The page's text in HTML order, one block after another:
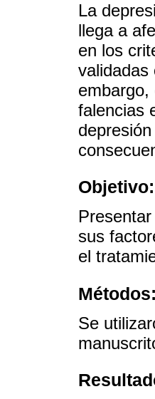
La
llega a
en los
validadas
embargo,
falencias
Objetivo:
sus
el
Métodos:
Se